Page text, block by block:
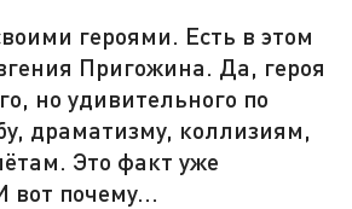
героями. Есть в этом
Пригожина. Да, героя
но удивительного по
драматизму, коллизиям,
Это факт уже
вот почему...